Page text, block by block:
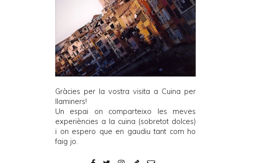
Gràcies per la vostra visita a Cuina per
llaminers!
Un espai on comparteixo les meves
experiències a la cuina (sobretot dolces)
i on espero que en gaudiu tant com ho
faig jo.